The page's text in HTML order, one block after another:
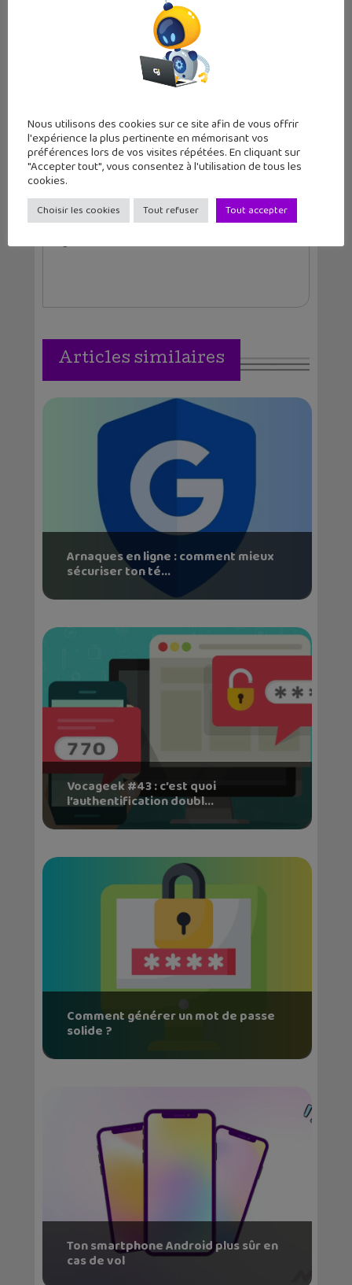
Père Noël ?
Google...
Un iPad ou iPhone
en cadeau ? Voic...
Christophe Coquis
Journaliste web et père de deux grands ados,
j'aime tester de nouvelles applications et
Articles similaires
Arnaques en ligne : comment mieux
sécuriser ton té...
Vocageek #43 : c’est quoi
l’authentification doubl...
Comment générer un mot de passe
solide ?
Ton smartphone Android plus sûr en
cas de vol
Nous utilisons des cookies sur ce site afin de vous offrir
l'expérience la plus pertinente en mémorisant vos
préférences lors de vos visites répétées. En cliquant sur
"Accepter tout", vous consentez à l'utilisation de tous les
cookies.
Choisir les cookies Tout refuser Tout accepter